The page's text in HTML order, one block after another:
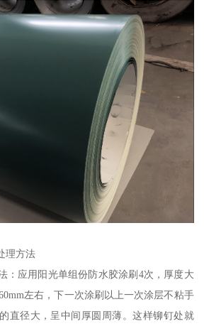
理方法
：应用阳光单组份防水胶涂刷4次，厚度大
左右，下一次涂刷以上一次涂层不粘手
直径大，呈中间厚圆周薄。这样铆钉处就